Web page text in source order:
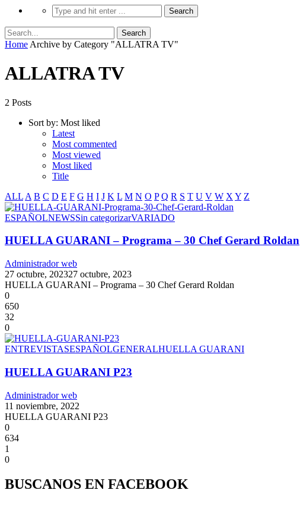
Home Archive by Category "ALLATRA TV"
ALLATRA TV
2 Posts
Sort by: Most liked
Latest
Most commented
Most viewed
Most liked
Title
ALL A B C D E F G H I J K L M N O P Q R S T U V W X Y Z
ESPAÑOLNEWSSin categorizarVARIADO
HUELLA GUARANI – Programa – 30 Chef Gerard Roldan
Administrador web
27 octubre, 202327 octubre, 2023
HUELLA GUARANI – Programa – 30 Chef Gerard Roldan
0
650
32
0
ENTREVISTASESPAÑOLGENERALHUELLA GUARANI
HUELLA GUARANI P23
Administrador web
11 noviembre, 2022
HUELLA GUARANI P23
0
634
1
0
BUSCANOS EN FACEBOOK